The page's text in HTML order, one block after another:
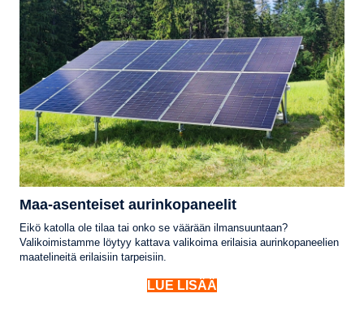
Maa-asenteiset aurinkopaneelit
Eikö katolla ole tilaa tai onko se väärään ilmansuuntaan?
Valikoimistamme löytyy kattava valikoima erilaisia aurinkopaneelien
maatelineitä erilaisiin tarpeisiin.
LUE LISÄÄ